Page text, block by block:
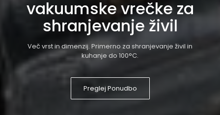
vakuumske vrečke za
shranjevanje živil
Več vrst in dimenzij. Primerno za shranjevanje živil in
kuhanje do 100°C.
Preglej Ponudbo